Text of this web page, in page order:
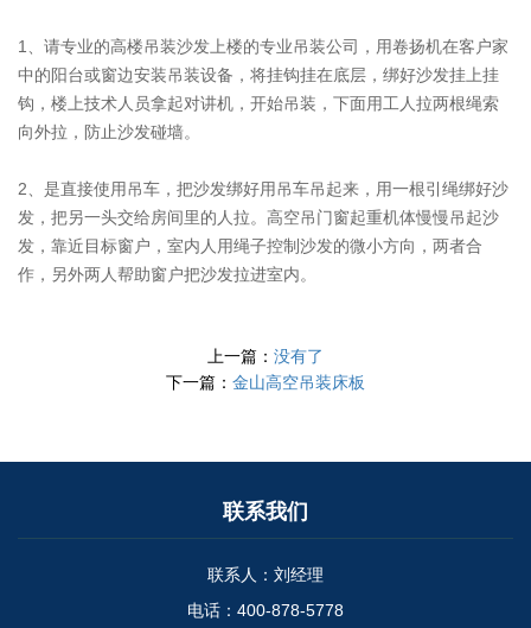
1、请专业的高楼吊装沙发上楼的专业吊装公司，用卷扬机在客户家
中的阳台或窗边安装吊装设备，将挂钩挂在底层，绑好沙发挂上挂
钩，楼上技术人员拿起对讲机，开始吊装，下面用工人拉两根绳索
向外拉，防止沙发碰墙。
2、是直接使用吊车，把沙发绑好用吊车吊起来，用一根引绳绑好沙
发，把另一头交给房间里的人拉。高空吊门窗起重机体慢慢吊起沙
发，靠近目标窗户，室内人用绳子控制沙发的微小方向，两者合
作，另外两人帮助窗户把沙发拉进室内。
上一篇： 没有了
下一篇： 金山高空吊装床板
联系我们
联系人：刘经理
电话：400-878-5778